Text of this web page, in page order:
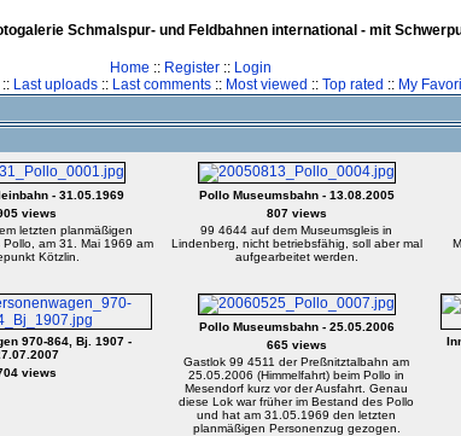
Schmalspur- und Feldbahnen international - mit
Home :: Register :: Login
Last uploads:: Last comments:: Most viewed :: Top rated :: My
- 31.05.1969
views
letzten planmäßigen
am 31. Mai 1969 am
Kötzlin.
Pollo Museumsbahn - 13.08.2005
807 views
99 4644 auf dem Museumsgleis in
Lindenberg, nicht betriebsfähig, soll aber mal
aufgearbeitet werden.
970-864, Bj. 1907 -
views
Pollo Museumsbahn - 25.05.2006
665 views
Gastlok 99 4511 der Preßnitztalbahn am
25.05.2006 (Himmelfahrt) beim Pollo in
Mesendorf kurz vor der Ausfahrt. Genau
diese Lok war früher im Bestand des Pollo
und hat am 31.05.1969 den letzten
planmäßigen Personenzug gezogen.